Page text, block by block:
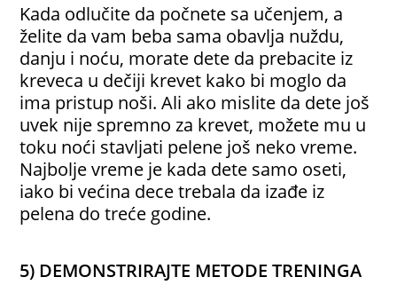
Kada odlučite da počnete sa učenjem, a
želite da vam beba sama obavlja nuždu,
danju i noću, morate dete da prebacite iz
kreveca u dečiji krevet kako bi moglo da
ima pristup noši. Ali ako mislite da dete još
uvek nije spremno za krevet, možete mu u
toku noći stavljati pelene još neko vreme.
Najbolje vreme je kada dete samo oseti,
iako bi većina dece trebala da izađe iz
pelena do treće godine.
5) DEMONSTRIRAJTE METODE TRENINGA